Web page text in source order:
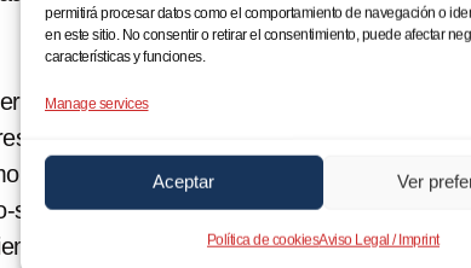
permitirá procesar datos como el comportamiento de navegación o
en este sitio. No consentir o retirar el consentimiento, puede afectar
características y funciones.
Manage services
Aceptar Ver
Política de cookiesAviso Legal / Imprint
a la madre después de su detención con
en un piso de acogida y recibió atención
formación para el empleo. Con la ayuda
sanitario de la entidad, la madre pudo ver
la buena conducta de la madre y las